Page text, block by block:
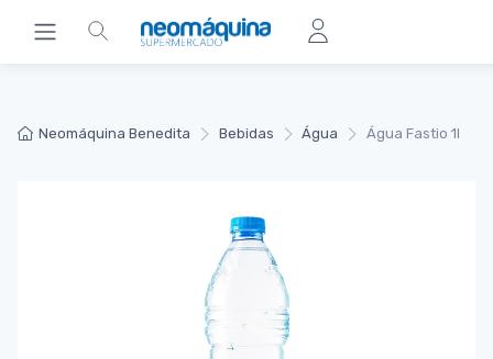
Neomáquina Benedita Bebidas Água Água Fastio 1l